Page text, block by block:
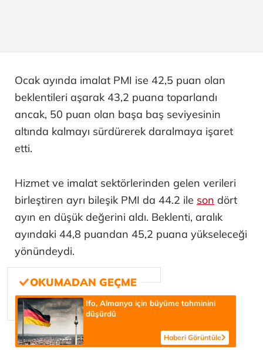
Ocak ayında imalat PMI ise 42,5 puan olan
beklentileri aşarak 43,2 puana toparlandı
ancak, 50 puan olan başa baş seviyesinin
altında kalmayı sürdürerek daralmaya işaret
etti.
Hizmet ve imalat sektörlerinden gelen verileri
birleştiren ayrı bileşik PMI da 44.2 ile son dört
ayın en düşük değerini aldı. Beklenti, aralık
ayındaki 44,8 puandan 45,2 puana yükseleceği
yönündeydi.
Ifo, Almanya için büyüme tahminini
düşürdü
Haberi Görüntüle